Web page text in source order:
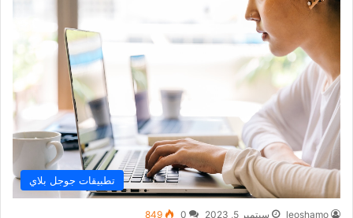
تطبيقات جوجل بلاي
leoshamo سبتمبر 5, 2023 0
849